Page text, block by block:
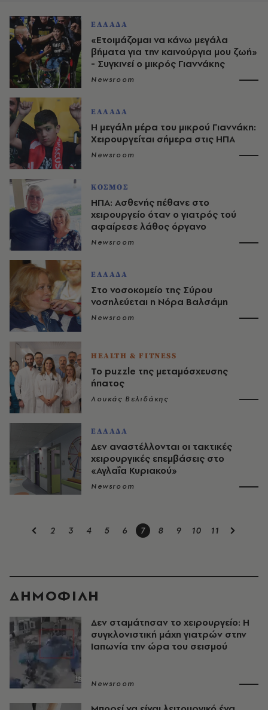
ΕΛΛΑΔΑ
«Ετοιμάζομαι να κάνω μεγάλα
βήματα για την καινούργια μου ζωή»
- Συγκινεί ο μικρός Γιαννάκης
Newsroom
ΕΛΛΑΔΑ
Η μεγάλη μέρα του μικρού Γιαννάκη:
Χειρουργείται σήμερα στις ΗΠΑ
Newsroom
ΚΟΣΜΟΣ
ΗΠΑ: Ασθενής πέθανε στο
χειρουργείο όταν ο γιατρός τού
αφαίρεσε λάθος όργανο
Newsroom
ΕΛΛΑΔΑ
Στο νοσοκομείο της Σύρου
νοσηλεύεται η Νόρα Βαλσάμη
Newsroom
HEALTH & FITNESS
Το puzzle της μεταμόσχευσης
ήπατος
Λουκάς Βελιδάκης
ΕΛΛΑΔΑ
Δεν αναστέλλονται οι τακτικές
χειρουργικές επεμβάσεις στο
«Αγλαΐα Κυριακού»
Newsroom
2 3 4 5 6 7 8 9 10 11
ΔΗΜΟΦΙΛΗ
Δεν σταμάτησαν το χειρουργείο: Η
συγκλονιστική μάχη γιατρών στην
Ιαπωνία την ώρα του σεισμού
Newsroom